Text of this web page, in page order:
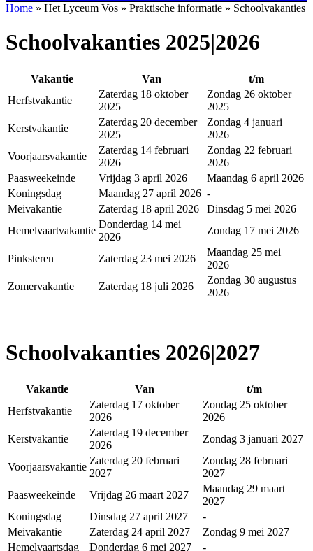
Home » Het Lyceum Vos » Praktische informatie » Schoolvakanties
Schoolvakanties 2025|2026
Vakantie Van
t/m
Herfstvakantie
Zaterdag 18 oktober
2025
Zondag 26 oktober
2025
Kerstvakantie
Zaterdag 20 december
2025
Zondag 4 januari
2026
Voorjaarsvakantie
Zaterdag 14 februari
2026
Zondag 22 februari
2026
Paasweekeinde
Vrijdag 3 april 2026
Maandag 6 april 2026
Koningsdag
Maandag 27 april 2026 -
Meivakantie
Zaterdag 18 april 2026
Dinsdag 5 mei 2026
Hemelvaartvakantie
Donderdag 14 mei
2026
Zondag 17 mei 2026
Pinksteren Zaterdag 23 mei 2026
Maandag 25 mei
2026
Zomervakantie
Zaterdag 18 juli 2026
Zondag 30 augustus
2026
Schoolvakanties 2026|2027
Vakantie Van
t/m
Herfstvakantie
Zaterdag 17 oktober
2026
Zondag 25 oktober
2026
Kerstvakantie
Zaterdag 19 december
2026
Zondag 3 januari 2027
Voorjaarsvakantie
Zaterdag 20 februari
2027
Zondag 28 februari
2027
Paasweekeinde
Vrijdag 26 maart 2027
Maandag 29 maart
2027
Koningsdag
Dinsdag 27 april 2027
-
Meivakantie
Zaterdag 24 april 2027
Zondag 9 mei 2027
Hemelvaartsdag
Donderdag 6 mei 2027 -